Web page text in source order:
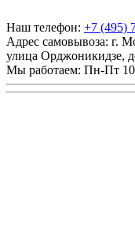
Наш телефон: +7 (495)
Адрес самовывоза: г.
улица Орджоникидзе,
Мы работаем: Пн-Пт